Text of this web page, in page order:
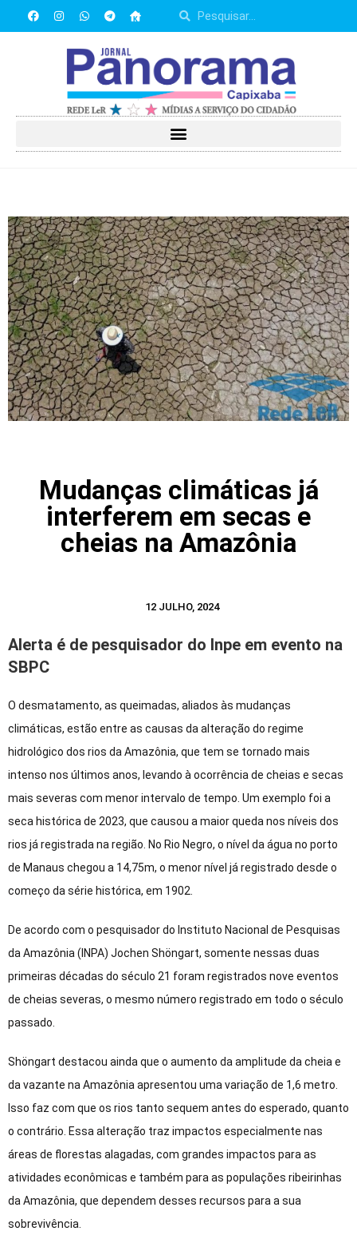
Mudanças climáticas já
interferem em secas e
cheias na Amazônia
12 JULHO, 2024
Alerta é de pesquisador do Inpe em evento na
SBPC
O desmatamento, as queimadas, aliados às mudanças
climáticas, estão entre as causas da alteração do regime
hidrológico dos rios da Amazônia, que tem se tornado mais
intenso nos últimos anos, levando à ocorrência de cheias e secas
mais severas com menor intervalo de tempo. Um exemplo foi a
seca histórica de 2023, que causou a maior queda nos níveis dos
rios já registrada na região. No Rio Negro, o nível da água no porto
de Manaus chegou a 14,75m, o menor nível já registrado desde o
começo da série histórica, em 1902.
De acordo com o pesquisador do Instituto Nacional de Pesquisas
da Amazônia (INPA) Jochen Shöngart, somente nessas duas
primeiras décadas do século 21 foram registrados nove eventos
de cheias severas, o mesmo número registrado em todo o século
passado.
Shöngart destacou ainda que o aumento da amplitude da cheia e
da vazante na Amazônia apresentou uma variação de 1,6 metro.
Isso faz com que os rios tanto sequem antes do esperado, quanto
o contrário. Essa alteração traz impactos especialmente nas
áreas de florestas alagadas, com grandes impactos para as
atividades econômicas e também para as populações ribeirinhas
da Amazônia, que dependem desses recursos para a sua
sobrevivência.